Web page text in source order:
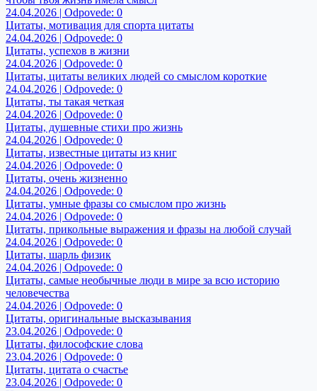
24.04.2026 | Odpovede: 0
Цитаты, мотивация для спорта цитаты
24.04.2026 | Odpovede: 0
Цитаты, успехов в жизни
24.04.2026 | Odpovede: 0
Цитаты, цитаты великих людей со смыслом короткие
24.04.2026 | Odpovede: 0
Цитаты, ты такая четкая
24.04.2026 | Odpovede: 0
Цитаты, душевные стихи про жизнь
24.04.2026 | Odpovede: 0
Цитаты, известные цитаты из книг
24.04.2026 | Odpovede: 0
Цитаты, очень жизненно
24.04.2026 | Odpovede: 0
Цитаты, умные фразы со смыслом про жизнь
24.04.2026 | Odpovede: 0
Цитаты, прикольные выражения и фразы на любой случай
24.04.2026 | Odpovede: 0
Цитаты, шарль физик
24.04.2026 | Odpovede: 0
Цитаты, самые необычные люди в мире за всю историю
человечества
24.04.2026 | Odpovede: 0
Цитаты, оригинальные высказывания
23.04.2026 | Odpovede: 0
Цитаты, философские слова
23.04.2026 | Odpovede: 0
Цитаты, цитата о счастье
23.04.2026 | Odpovede: 0